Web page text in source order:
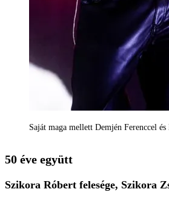
Saját maga mellett Demjén Ferenccel
50 éve együtt
Szikora Róbert felesége, Szikora